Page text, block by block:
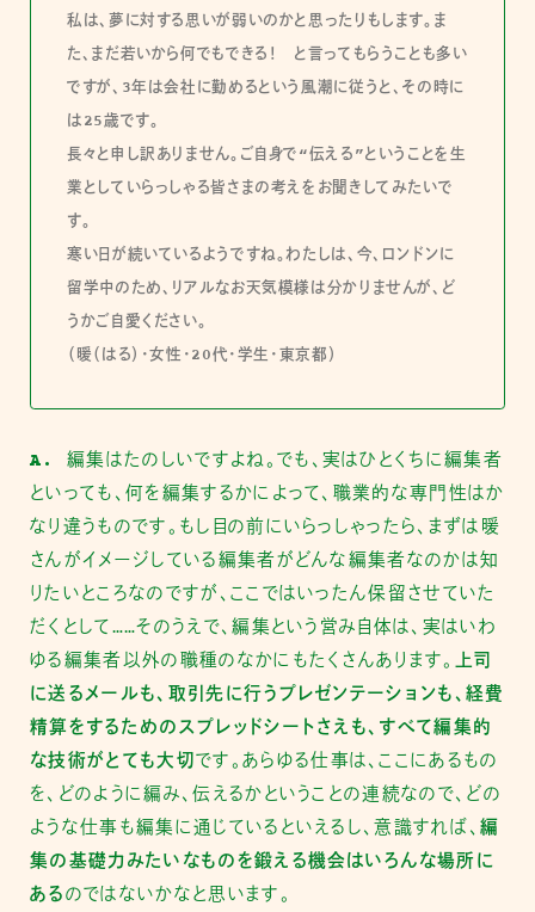
私は、夢に対する思いが弱いのかと思ったりもします。ま
た、まだ若いから何でもできる！ と言ってもらうことも多い
ですが、3年は会社に勤めるという風潮に従うと、その時に
は25歳です。
長々と申し訳ありません。ご自身で“伝える”ということを生
業としていらっしゃる皆さまの考えをお聞きしてみたいで
す。
寒い日が続いているようですね。わたしは、今、ロンドンに
留学中のため、リアルなお天気模様は分かりませんが、ど
うかご自愛ください。
（暖（はる）・女性・20代・学生・東京都）
A. 編集はたのしいですよね。でも、実はひとくちに編集者
といっても、何を編集するかによって、職業的な専門性はか
なり違うものです。もし目の前にいらっしゃったら、まずは暖
さんがイメージしている編集者がどんな編集者なのかは知
りたいところなのですが、ここではいったん保留させていた
だくとして……そのうえで、編集という営み自体は、実はいわ
ゆる編集者以外の職種のなかにもたくさんあります。 上司
に送るメールも、取引先に行うプレゼンテーションも、経費
精算をするためのスプレッドシートさえも、すべて編集的
な技術がとても大切です。あらゆる仕事は、ここにあるもの
を、どのように編み、伝えるかということの連続なので、どの
ような仕事も編集に通じているといえるし、意識すれば、編
集の基礎力みたいなものを鍛える機会はいろんな場所に
あるのではないかなと思います。